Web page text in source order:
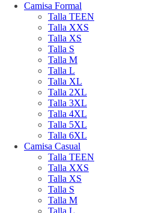
Camisa Formal
Talla TEEN
Talla XXS
Talla XS
Talla S
Talla M
Talla L
Talla XL
Talla 2XL
Talla 3XL
Talla 4XL
Talla 5XL
Talla 6XL
Camisa Casual
Talla TEEN
Talla XXS
Talla XS
Talla S
Talla M
Talla L